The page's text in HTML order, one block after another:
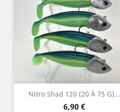
Nitro Shad 120 (20 À 75 G)...
Prix
6,90 €